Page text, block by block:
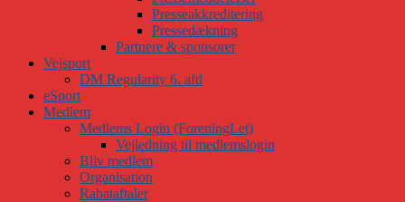
Presseakkreditering
Pressedækning
Partnere & sponsorer
Vejsport
DM Regularity 6. afd
eSport
Medlem
Medlems Login (ForeningLet)
Vejledning til medlemslogin
Bliv medlem
Organisation
Rabataftaler